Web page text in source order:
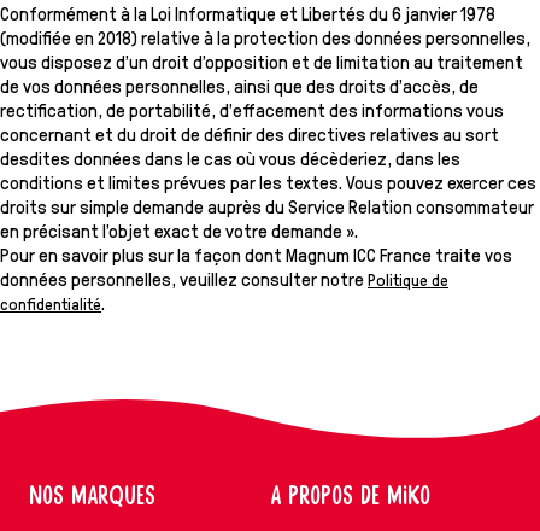
Conformément à la Loi Informatique et Libertés du 6 janvier 1978
(modifiée en 2018) relative à la protection des données personnelles,
vous disposez d’un droit d’opposition et de limitation au traitement
de vos données personnelles, ainsi que des droits d’accès, de
rectification, de portabilité, d’effacement des informations vous
concernant et du droit de définir des directives relatives au sort
desdites données dans le cas où vous décèderiez, dans les
conditions et limites prévues par les textes. Vous pouvez exercer ces
droits sur simple demande auprès du Service Relation consommateur
en précisant l’objet exact de votre demande ».
Pour en savoir plus sur la façon dont Magnum ICC France traite vos
données personnelles, veuillez consulter notre Politique de
confidentialité.
NOS MARQUES A PROPOS DE MIKO